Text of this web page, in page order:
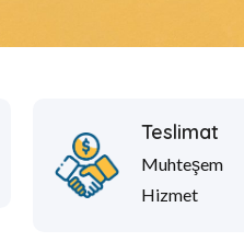
Teslimat
Muhteşem
Hizmet